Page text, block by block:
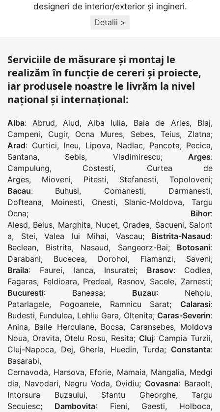
designeri de interior/exterior și ingineri.
Detalii >
Serviciile de măsurare și montaj le
realizăm în funcție de cereri și proiecte,
iar produsele noastre le livrăm la nivel
național și internațional:
Alba: Abrud, Aiud, Alba Iulia, Baia de Aries, Blaj,
Campeni, Cugir, Ocna Mures, Sebes,Teius, Zlatna;
Arad: Curtici, Ineu, Lipova, Nadlac, Pancota, Pecica,
Santana, Sebis, Vladimirescu; Arges:
Campulung, Costesti, Curtea de
Arges, Mioveni, Pitesti, Stefanesti, Topoloveni;
Bacau: Buhusi, Comanesti, Darmanesti,
Dofteana, Moinesti, Onesti, Slanic-Moldova, Targu
Ocna; Bihor:
Alesd, Beius, Marghita, Nucet, Oradea, Sacueni, Salont
a, Stei, Valea lui Mihai, Vascau; Bistrita-Nasaud:
Beclean, Bistrita, Nasaud, Sangeorz-Bai; Botosani:
Darabani, Bucecea, Dorohoi, Flamanzi, Saveni;
Braila: Faurei, Ianca, Insuratei; Brasov: Codlea,
Fagaras, Feldioara, Predeal, Rasnov, Sacele, Zarnesti;
Bucuresti: Baneasa; Buzau: Nehoiu,
Patarlagele, Pogoanele, Ramnicu Sarat; Calarasi:
Budesti, Fundulea, Lehliu Gara, Oltenita; Caras-Severin:
Anina, Baile Herculane, Bocsa, Caransebes, Moldova
Noua, Oravita, Otelu Rosu, Resita; Cluj: Campia Turzii,
Cluj-Napoca, Dej, Gherla, Huedin,Turda; Constanta:
Basarabi,
Cernavoda, Harsova, Eforie, Mamaia, Mangalia, Medgi
dia, Navodari, Negru Voda, Ovidiu; Covasna: Baraolt,
Intorsura Buzaului, Sfantu Gheorghe, Targu
Secuiesc; Dambovita: Fieni, Gaesti, Holboca,